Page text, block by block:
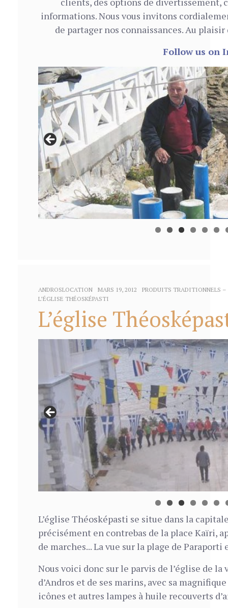
informations. Nous vous invitons
de partager nos connaissances. Au
Follow us on
AUTHOR:
ANDROSLOCATION
POSTED
ON:
MARS 19, 2012 CATEGORIES:
PRODUITS TRADITIONNELS –
L’ÉGLISE THÉOSKÉPASTI
L’église
L’église Théosképasti se situe dans la
précisément en contrebas de la place Kaïri,
de marches... La vue sur la plage de
Nous voici donc sur le parvis de l’église de
d’Andros et de ses marins, avec sa
icônes et autres lampes à huile recouverts